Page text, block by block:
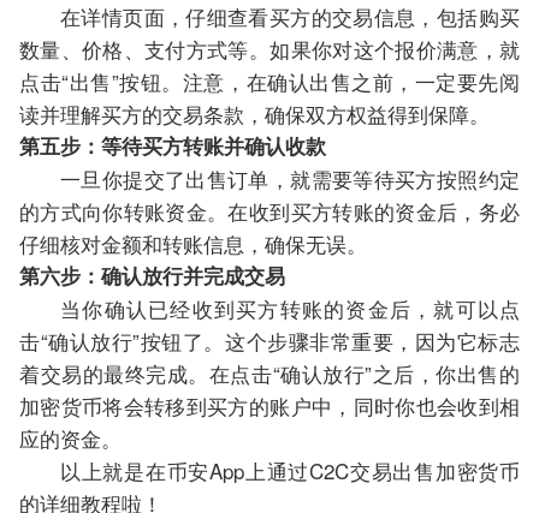
在详情页面，仔细查看买方的交易信息，包括购买
数量、价格、支付方式等。如果你对这个报价满意，就
点击“出售”按钮。注意，在确认出售之前，一定要先阅
读并理解买方的交易条款，确保双方权益得到保障。
第五步：等待买方转账并确认收款
一旦你提交了出售订单，就需要等待买方按照约定
的方式向你转账资金。在收到买方转账的资金后，务必
仔细核对金额和转账信息，确保无误。
第六步：确认放行并完成交易
当你确认已经收到买方转账的资金后，就可以点
击“确认放行”按钮了。这个步骤非常重要，因为它标志
着交易的最终完成。在点击“确认放行”之后，你出售的
加密货币将会转移到买方的账户中，同时你也会收到相
应的资金。
以上就是在币安App上通过C2C交易出售加密货币
的详细教程啦！